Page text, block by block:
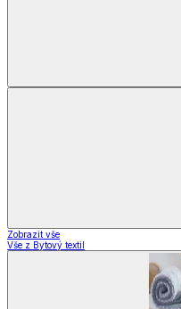
Zobrazit vše
Vše z Bytový textil